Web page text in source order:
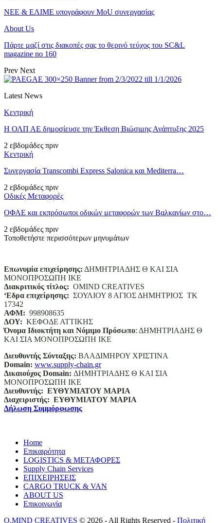
ΝΕΕ & ΕΛΙΜΕ υπογράφουν MoU συνεργασίας
About Us
Πάρτε μαζί στις διακοπές σας το θερινό τεύχος του SC&L
magazine no 160
Prev Next
Latest News
Κεντρική
Η ΟΛΠ ΑΕ δημοσίευσε την Έκθεση Βιώσιμης Ανάπτυξης 2025
2 εβδομάδες πριν
Κεντρική
Συνεργασία Transcombi Express Salonica και Mediterra…
2 εβδομάδες πριν
Οδικές Μεταφορές
ΟΦΑΕ και εκπρόσωποι οδικών μεταφορών των Βαλκανίων στο…
2 εβδομάδες πριν
Τοποθετήστε περισσότερων μηνυμάτων
Επωνυμία επιχείρησης: ΔΗΜΗΤΡΙΑΔΗΣ Θ ΚΑΙ ΣΙΑ
ΜΟΝΟΠΡΟΣΩΠΗ ΙΚΕ
Διακριτικός τίτλος: ΟΜΙΝD CREATIVES
‘Eδρα επιχείρησης: ΣΟΥΛΙΟΥ 8 ΑΓΙΟΣ ΔΗΜΗΤΡΙΟΣ ΤΚ
17342
ΑΦΜ: 998908635
ΔΟΥ: ΚΕΦΟΔΕ ΑΤΤΙΚΗΣ
Όνομα Ιδιοκτήτη και Νόμιμο Πρόσωπο: ΔΗΜΗΤΡΙΑΔΗΣ Θ
ΚΑΙ ΣΙΑ ΜΟΝΟΠΡΟΣΩΠΗ ΙΚΕ
Διευθυντής Σύνταξης: ΒΛΑΔΙΜΗΡΟΥ ΧΡΙΣΤΙΝΑ
Domain: www.supply-chain.gr
Δικαιούχος Domain: ΔΗΜΗΤΡΙΑΔΗΣ Θ ΚΑΙ ΣΙΑ
ΜΟΝΟΠΡΟΣΩΠΗ ΙΚΕ
Διευθυντής: ΕΥΘΥΜΙΑΤΟΥ ΜΑΡΙΑ
Διαχειριστής: ΕΥΘΥΜΙΑΤΟΥ ΜΑΡΙΑ
Δήλωση Συμμόρφωσης
Home
Επικαιρότητα
LOGISTICS & ΜΕΤΑΦΟΡΕΣ
Supply Chain Services
ΕΠΙΧΕΙΡΗΣΕΙΣ
CARGO TRUCK & VAN
ABOUT US
Επικοινωνία
O.MIND CREATIVES © 2026 - All Rights Reserved - Πολιτική